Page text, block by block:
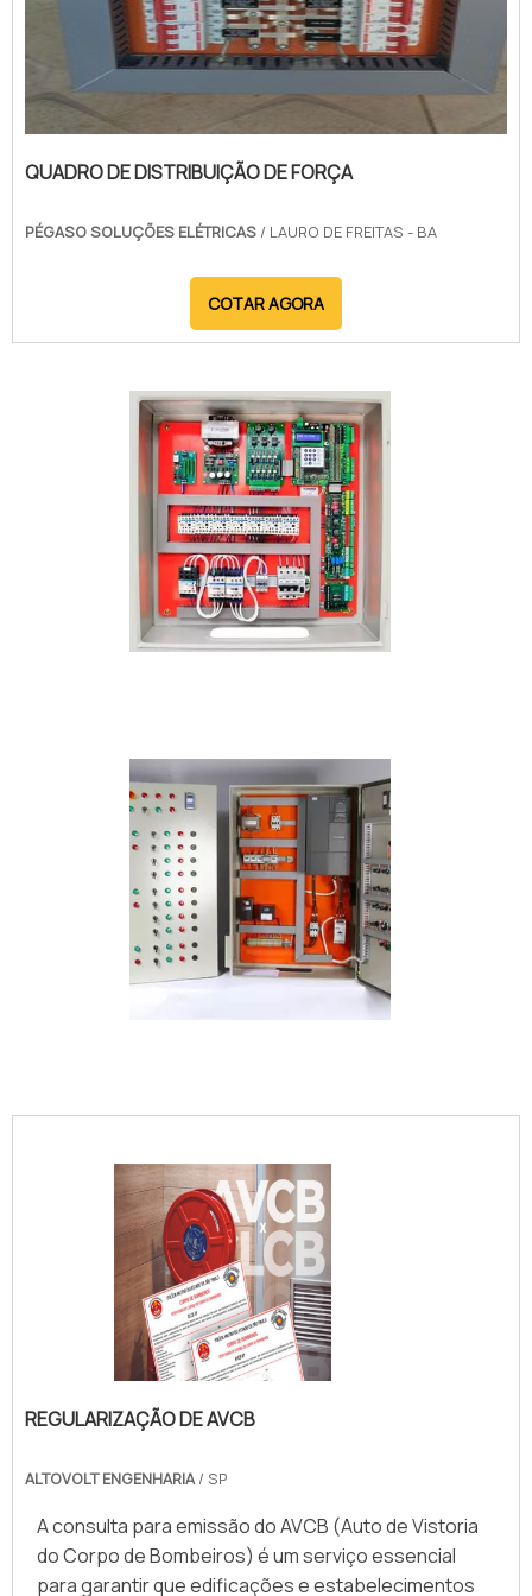
QUADRO DE DISTRIBUIÇÃO DE FORÇA
PÉGASO SOLUÇÕES ELÉTRICAS / LAURO DE FREITAS - BA
COTAR AGORA
REGULARIZAÇÃO DE AVCB
ALTOVOLT ENGENHARIA/ SP
A consulta para emissão do AVCB (Auto de Vistoria
do Corpo de Bombeiros) é um serviço essencial
para garantir que edificações e estabelecimentos